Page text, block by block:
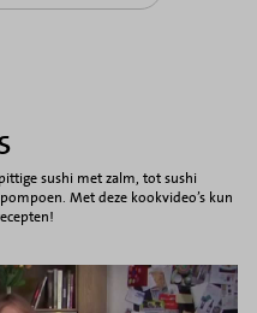
sushi met zalm, tot sushi
Met deze kookvideo’s kun